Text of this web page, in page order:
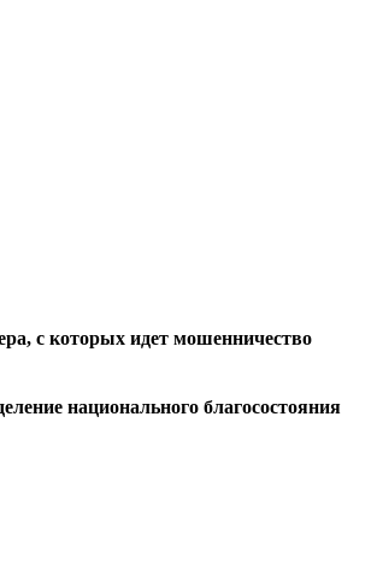
с которых идет мошенничество
национального благосостояния